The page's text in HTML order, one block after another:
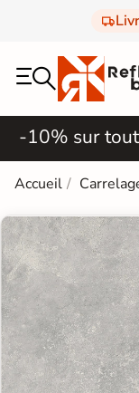
-10% sur
Accueil